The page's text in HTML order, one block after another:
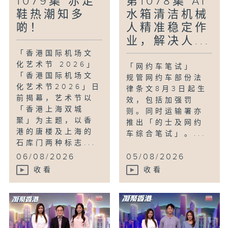
青#蔡雪儿#郭鉴贤
鞋热潮知多
啲！
「香港国际机场文
化艺术节 2026」
「香港国际机场文
化艺术节2026」日
前揭幕，艺术节以
「香港上海双城
聚」为主题，以香
港的唐楼及上海的
石库门两种标志...
06/08/2026
收看
水箱清洁机械
人精准稳定作
业，解决人...
「网约车笔试」
规管网约车部份法
律条文8月3日起生
效，包括加强罚
则。同时运输署亦
推出「的士及网约
车综合笔试」。...
05/08/2026
收看